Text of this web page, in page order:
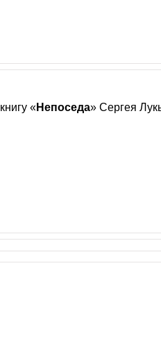
«Непоседа» Сергея